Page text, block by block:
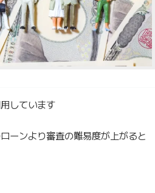
しています
ーンより審査の難易度が上がると